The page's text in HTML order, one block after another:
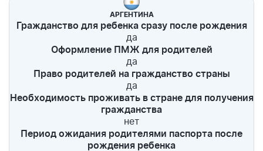
АРГЕНТИНА
Гражданство для ребенка сразу после рождения
да
Оформление ПМЖ для родителей
да
Право родителей на гражданство страны
да
Необходимость проживать в стране для получения
гражданства
нет
Период ожидания родителями паспорта после
рождения ребенка